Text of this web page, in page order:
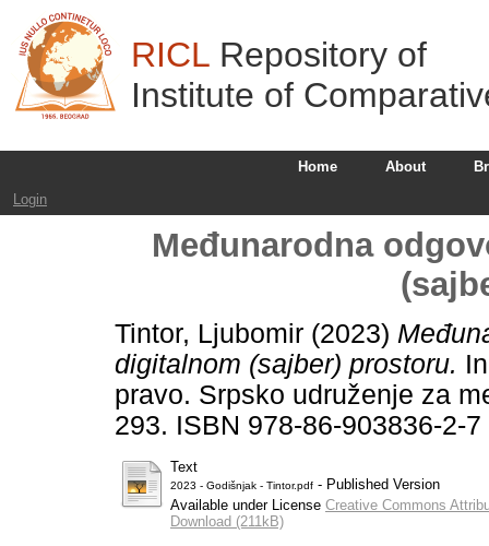
RICL Repository of
Institute of
Home About
Login
Međunarodna
Tintor, Ljubomir (2023)
digitalnom (sajber) prostoru.
pravo. Srpsko udruženje za
293. ISBN 978-86-903836-2-7
Text
2023 - Godišnjak - Tintor.pdf - Published Version
Available under License Creative Commons
Download (211kB)